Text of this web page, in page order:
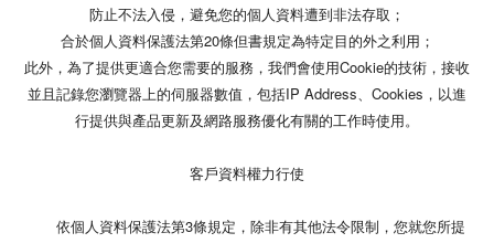
防止不法入侵，避免您的個人資料遭到非法存取；
合於個人資料保護法第20條但書規定為特定目的外之利用；
此外，為了提供更適合您需要的服務，我們會使用Cookie的技術，接收
並且記錄您瀏覽器上的伺服器數值，包括IP Address、Cookies，以進
行提供與產品更新及網路服務優化有關的工作時使用。
客戶資料權力行使
依個人資料保護法第3條規定，除非有其他法令限制，您就您所提